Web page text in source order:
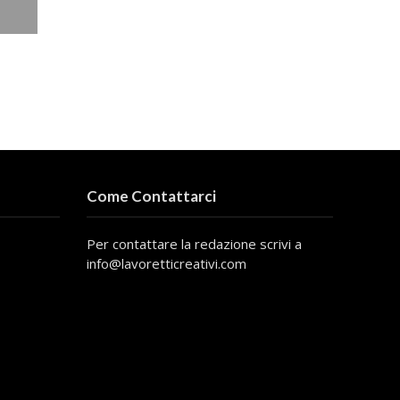
Come Contattarci
Per contattare la redazione scrivi a
info@lavoretticreativi.com